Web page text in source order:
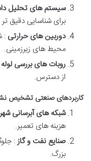
سیستم های تحلیل
برای شناسایی دقیق
دوربین های حرارتی :
محیط های زیرزمینی.
روبات های بررسی لوله
از دسترس.
کاربردهای صنعتی تشخیص
شبکه های آبرسانی
هزینه های تعمیر.
صنایع نفت و گاز:
بزرگ.